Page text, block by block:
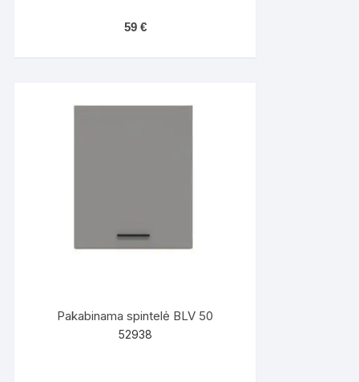
59 €
Pakabinama spintelė BLV 50
52938